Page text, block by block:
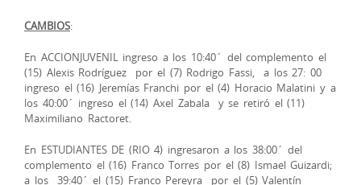
CAMBIOS:
En ACCIONJUVENIL ingreso a los 10:40´ del complemento el
(15) Alexis Rodríguez por el (7) Rodrigo Fassi, a los 27: 00
ingreso el (16) Jeremías Franchi por el (4) Horacio Malatini y a
los 40:00´ ingreso el (14) Axel Zabala y se retiró el (11)
Maximiliano Ractoret.
En ESTUDIANTES DE (RIO 4) ingresaron a los 38:00´ del
complemento el (16) Franco Torres por el (8) Ismael Guizardi;
a los 39:40´ el (15) Franco Pereyra por el (5) Valentín